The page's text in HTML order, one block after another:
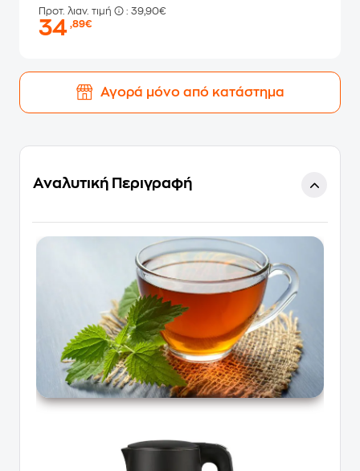
Προτ. λιαν. τιμή : 39,90€
34,89€
Αγορά μόνο από κατάστημα
Αναλυτική Περιγραφή